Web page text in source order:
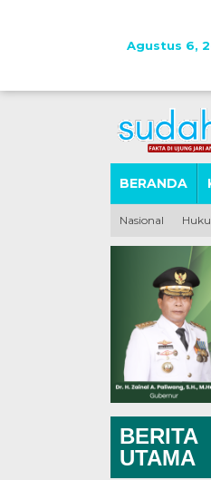
Agustus 6,
BERANDA
Nasional
BERITA
UTAMA